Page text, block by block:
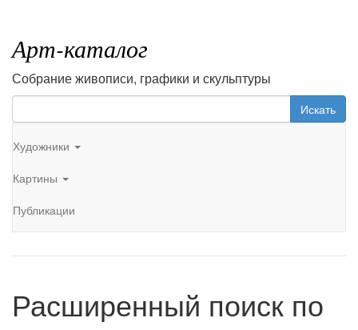
Арт-каталог
Собрание живописи, графики и скульптуры
Искать
Художники
Картины
Публикации
Расширенный поиск по